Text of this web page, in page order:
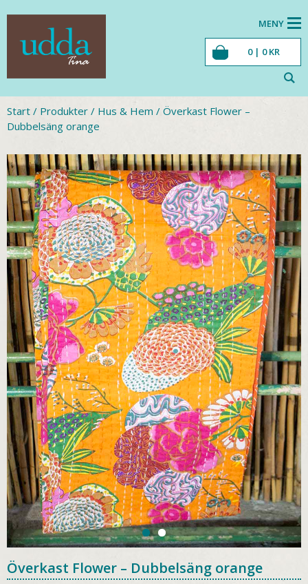
MENY
0 | 0KR
Start / Produkter / Hus & Hem / Överkast Flower –
Dubbelsäng orange
Överkast Flower – Dubbelsäng orange